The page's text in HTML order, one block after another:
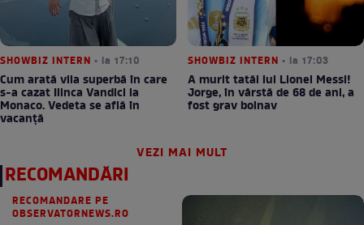
SHOWBIZ INTERN • la 17:10
Cum arată vila superbă în care
s-a cazat Ilinca Vandici la
Monaco. Vedeta se află în
vacanță
SHOWBIZ INTERN • la 17:03
A murit tatăl lui Lionel Messi!
Jorge, în vârstă de 68 de ani, a
fost grav bolnav
VEZI MAI MULT
RECOMANDĂRI
RECOMANDARE PE
OBSERVATORNEWS.RO